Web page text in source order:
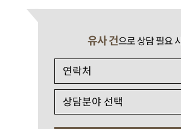
유사 건으로 상담 필요 시